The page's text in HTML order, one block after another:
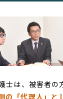
士は、被害者の
の「代理人」と